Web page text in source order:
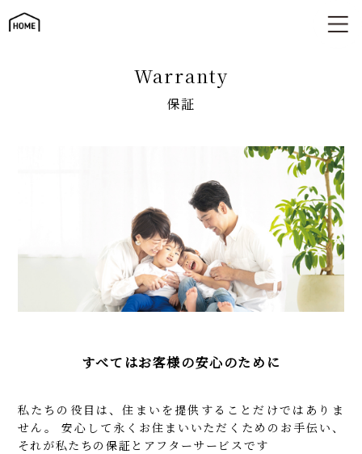
住まいの長期保証
warranty
保証
すべてはお客様の安心のために
私たちの役目は、住まいを提供することだけではありま
せん。
安心して永くお住まいいただくためのお手伝い、
それが私たちの保証とアフターサービスです